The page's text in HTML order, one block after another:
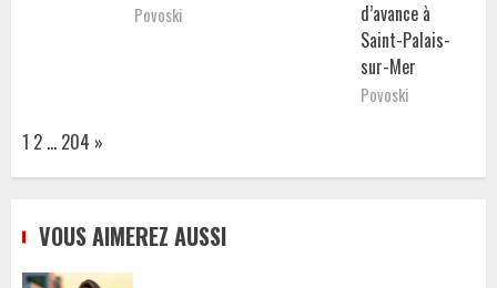
Povoski
d’avance à
Saint-Palais-
sur-Mer
Povoski
Page:
1 2 … 204 Next
»
VOUS AIMEREZ AUSSI